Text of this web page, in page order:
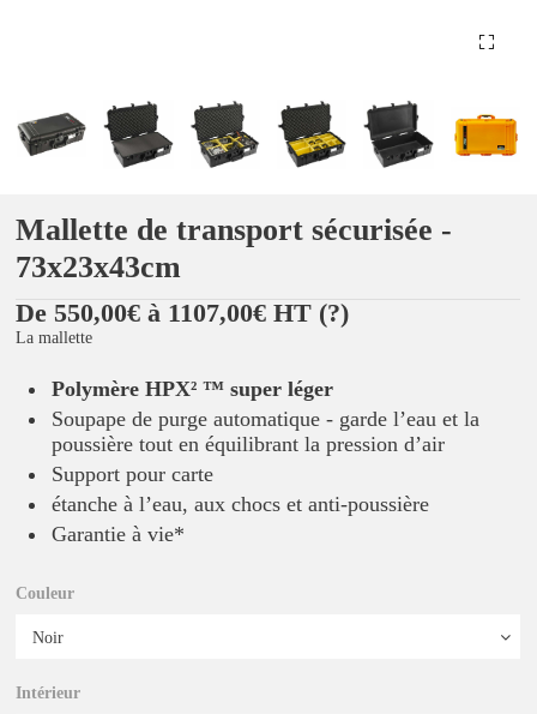
Mallette de transport sécurisée -
73x23x43cm
De 550,00€ à 1107,00€ HT (?)
La mallette
Polymère HPX² ™ super léger
Soupape de purge automatique - garde l’eau et la
poussière tout en équilibrant la pression d’air
Support pour carte
étanche à l’eau, aux chocs et anti-poussière
Garantie à vie*
Couleur
Intérieur